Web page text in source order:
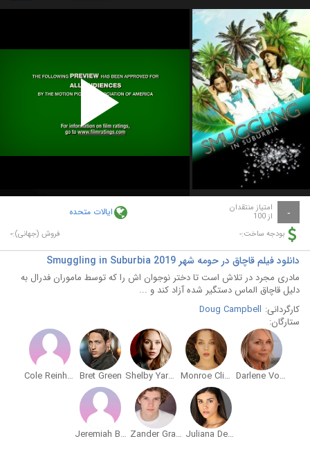
Play
Video
- امتیاز منتقدان
از 100 ایالات متحده
بودجه ساخت:- فروش (جهانی):-
دانلود فیلم قاچاق در حومه شهر Smuggling in Suburbia 2019
مادری مجرد در تلاش است تا دختر نوجوان اش را که توسط ماموران فدرال به
دلیل قاچاق الماس دستگیر شده آزاد کند و ...
کارگردانی: Doug Campbell
ستارگان:
Darlene Vogel
Monroe Cline
Shelby Yardley
Bret Green
Cole Reinhardt
Juliana Destefano
Zander Grable
Jeremiah B. McQueen